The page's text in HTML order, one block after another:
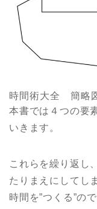
時間術大全 簡略
本書では４つの要
いきます。
これらを繰り返し
たりまえにしてし
時間を”つくる”ので